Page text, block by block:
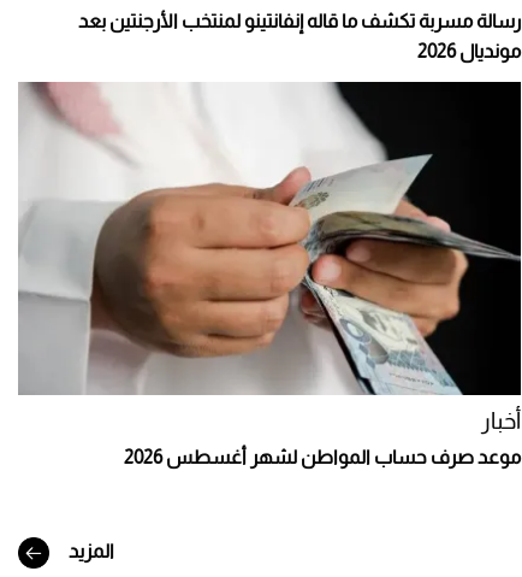
رسالة مسربة تكشف ما قاله إنفانتينو لمنتخب الأرجنتين بعد
مونديال 2026
أخبار
موعد صرف حساب المواطن لشهر أغسطس 2026
المزيد